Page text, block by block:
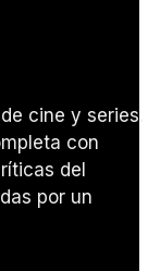
cine y series.
con
del
por un